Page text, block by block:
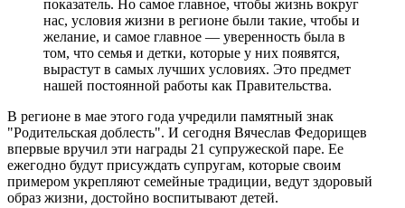
Вячеслав Федорищев награжден почетной грамотой
Минобороны России
08.08.2026 | 14:23
показатель. Но самое главное, чтобы жизнь вокруг
нас, условия жизни в регионе были такие, чтобы и
желание, и самое главное — уверенность была в
том, что семья и детки, которые у них появятся,
вырастут в самых лучших условиях. Это предмет
нашей постоянной работы как Правительства.
В регионе в мае этого года учредили памятный знак
"Родительская доблесть". И сегодня Вячеслав Федорищев
впервые вручил эти награды 21 супружеской паре. Ее
ежегодно будут присуждать супругам, которые своим
примером укрепляют семейные традиции, ведут здоровый
образ жизни, достойно воспитывают детей.